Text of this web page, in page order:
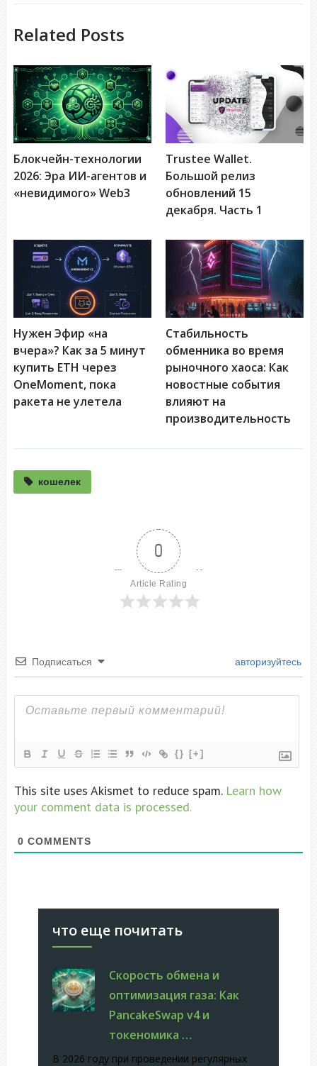
Related Posts
Блокчейн-технологии
2026: Эра ИИ-агентов и
«невидимого» Web3
Trustee Wallet.
Большой релиз
обновлений 15
декабря. Часть 1
Нужен Эфир «на
вчера»? Как за 5 минут
купить ETH через
OneMoment, пока
ракета не улетела
Стабильность
обменника во время
рыночного хаоса: Как
новостные события
влияют на
производительность
кошелек
0
Article Rating
Подписаться авторизуйтесь
{} [+]
This site uses Akismet to reduce spam. Learn how
your comment data is processed.
0 COMMENTS
что еще почитать
Скорость обмена и
оптимизация газа: Как
PancakeSwap v4 и
токеномика …
В 2026 году при проведении регулярных